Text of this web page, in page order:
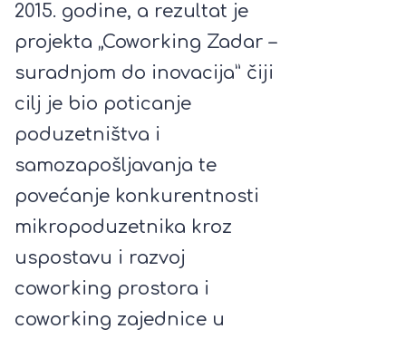
2015. godine, a rezultat je
projekta „Coworking Zadar –
suradnjom do inovacija” čiji
cilj je bio poticanje
poduzetništva i
samozapošljavanja te
povećanje konkurentnosti
mikropoduzetnika kroz
uspostavu i razvoj
coworking prostora i
coworking zajednice u